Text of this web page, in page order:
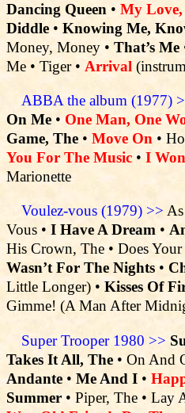
Dancing Queen • My
Diddle • Knowing Me,
Money, Money • That’s Me
Me • Tiger • Arrival
ABBA the album (1977)
On Me • One Man, One
Game, The • Move On •
You For The Music • I
Marionette
Voulez-vous (1979) >>
Vous • I Have A Dream •
His Crown, The • Does
Wasn’t For The Nights •
Little Longer) • Kisses Of
Gimme! (A Man After
Super Trooper 1980 >>
Takes It All, The • On And
Andante • Me And I •
Summer • Piper, The • Lay